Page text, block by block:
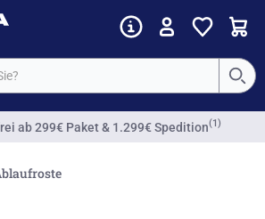
ab 299€ Paket & 1.299€ Spedition(1)